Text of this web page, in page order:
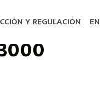
Y REGULACIÓN